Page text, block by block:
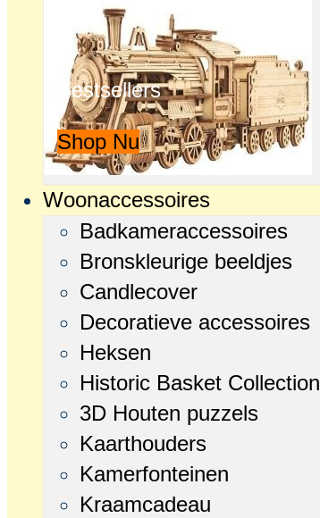
Bestsellers
Shop Nu
Woonaccessoires
Badkameraccessoires
Bronskleurige beeldjes
Candlecover
Decoratieve accessoires
Heksen
Historic Basket Collection
3D Houten puzzels
Kaarthouders
Kamerfonteinen
Kraamcadeau